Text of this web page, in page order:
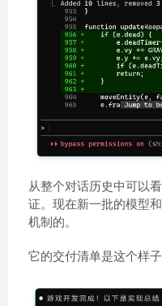
从整个对话历史中可以
证。现在新一批的模型
机制的。
它的交付清单是这个样子